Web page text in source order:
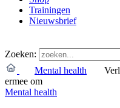
Trainingen
Nieuwsbrief
Zoeken:
Mental health
ermee om
Mental health